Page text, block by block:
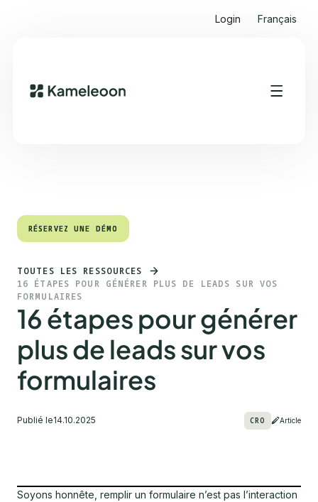
Login Français
Sommaire
RÉSERVEZ UNE DÉMO
RÉSERVEZ UNE DÉMO
TOUTES LES RESSOURCES
16 ÉTAPES POUR GÉNÉRER PLUS DE LEADS SUR VOS
FORMULAIRES
16 étapes pour générer
plus de leads sur vos
formulaires
Publié le14.10.2025 CRO Article
Soyons honnête, remplir un formulaire n’est pas l’interaction